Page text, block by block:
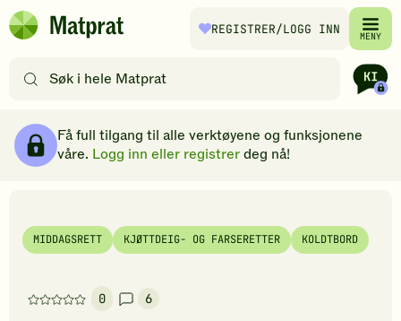
Hopp til hovedinnhold
Matprat
REGISTRER/LOGG INN MENY
etter
filtre
Få full tilgang til alle verktøyene og funksjonene
våre. Logg inn eller registrerdeg nå!
MIDDAGSRETT KJØTTDEIG- OG FARSERETTER KOLDTBORD
0
Denne
6